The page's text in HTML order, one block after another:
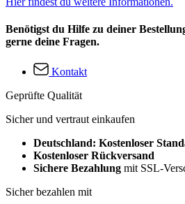
Benötigst du Hilfe zu deiner
gerne deine Fragen.
Kontakt
Geprüfte Qualität
Sicher und vertraut einkaufen
Deutschland: Kostenloser
Kostenloser Rückversand
Sichere Bezahlung mit SSL-
Sicher bezahlen mit